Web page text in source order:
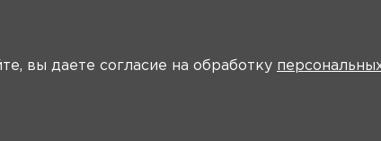
вы даете согласие на обработку